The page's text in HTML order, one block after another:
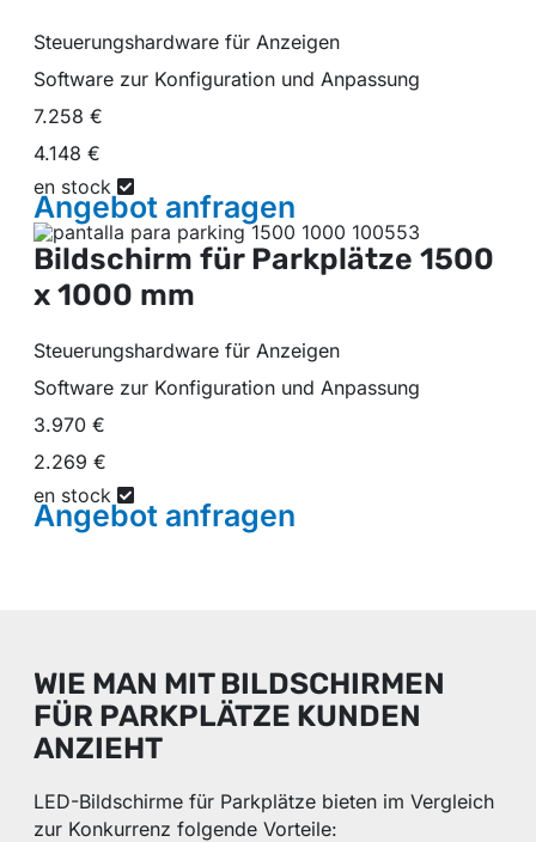
Steuerungshardware für Anzeigen
Software zur Konfiguration und Anpassung
7.258 €
4.148 €
en stock
Angebot anfragen
Bildschirm für Parkplätze 1500
x 1000 mm
Steuerungshardware für Anzeigen
Software zur Konfiguration und Anpassung
3.970 €
2.269 €
en stock
Angebot anfragen
WIE MAN MIT BILDSCHIRMEN
FÜR PARKPLÄTZE KUNDEN
ANZIEHT
LED-Bildschirme für Parkplätze bieten im Vergleich
zur Konkurrenz folgende Vorteile: